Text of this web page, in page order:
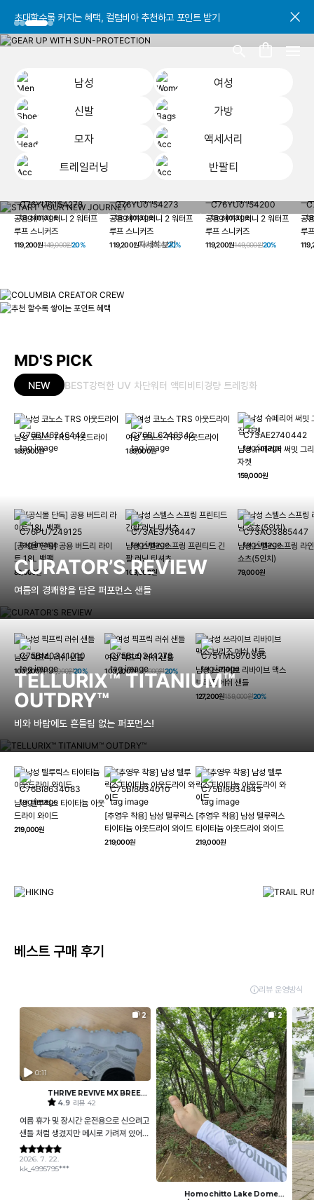
초대할수록 커지는 혜택, 컬럼비아 추천하고 포인트 받기
초대할수록 커지는 혜택, 컬럼비아 추천하고 포인트 받기
초대할수록 커지는 혜택, 컬럼비아 추천하고 포인트 받기
남성
여성
신발
가방
모자
액세서리
트레일러닝
반팔티
START YOUR
헤이지 져니 New 컬러 UP TO 20% OFF
자세히 보기
공용 헤이지 져니 2 워터프
루프 스니커즈
119,200원149,000원20%
공용 헤이지 져니 2 워터프
루프 스니커즈
119,200원149,000원20%
공용 헤이지 져니 2 워터프
루프 스니커즈
119,200원149,000원20%
공
루
MD'S PICK
NEW BEST강력한 UV 차단워터 액티비티경량 트레킹화
남성 코노스 TRS 아웃드라이
189,000원
여성 코노스 TRS 아웃드라이
189,000원
남성 슈페리어 써밋 그
자켓
159,000원
[공식몰 단독] 공용 버드리 라이
트 18L 백팩
89,000원
남성 스텔스 스프링 프린티드 긴
팔 러닝 티셔츠
109,000원
남성 스텔스 스프링 라
쇼츠(5인치)
79,000원
CURATOR’S REVIEW
여름의 경쾌함을 담은 퍼포먼스 샌들
남성 픽프릭 러쉬 샌들
103,200원129,000원20%
여성 픽프릭 러쉬 샌들
103,200원129,000원20%
남성 쓰라이브 리바이브 맥스
브리즈 메쉬 샌들
127,200원159,000원20%
TELLURIX™ TITANIUM™
OUTDRY™
비와 바람에도 흔들림 없는 퍼포먼스!
남성 텔루릭스 타이타늄 아웃
드라이 와이드
219,000원
[추영우 착용] 남성 텔루릭스
타이타늄 아웃드라이 와이드
219,000원
[추영우 착용] 남성 텔루릭스
타이타늄 아웃드라이 와이드
219,000원
HIKING
컬럼비아와 함께 일상을 벗어나
하이킹, 트레킹 등 아웃도어 활동을 즐겨보세요.
베스트 구매 후기